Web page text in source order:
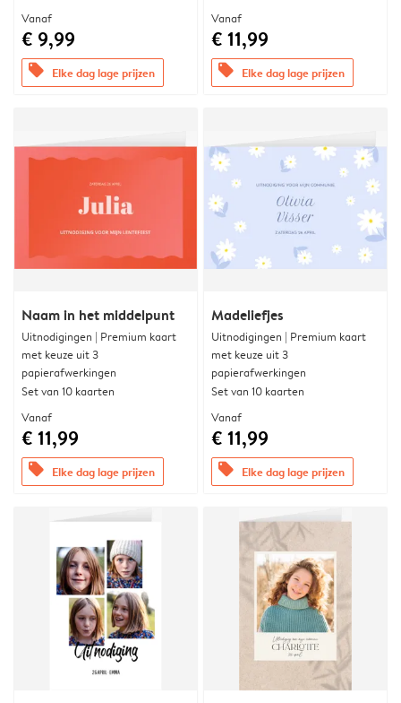
Vanaf
€ 9,99
offers Elke dag lage prijzen
Vanaf
€ 11,99
offers Elke dag lage prijzen
Naam in het middelpunt
Uitnodigingen | Premium kaart
met keuze uit 3
papierafwerkingen
Set van 10 kaarten
Vanaf
€ 11,99
offers Elke dag lage prijzen
Madeliefjes
Uitnodigingen | Premium kaart
met keuze uit 3
papierafwerkingen
Set van 10 kaarten
Vanaf
€ 11,99
offers Elke dag lage prijzen